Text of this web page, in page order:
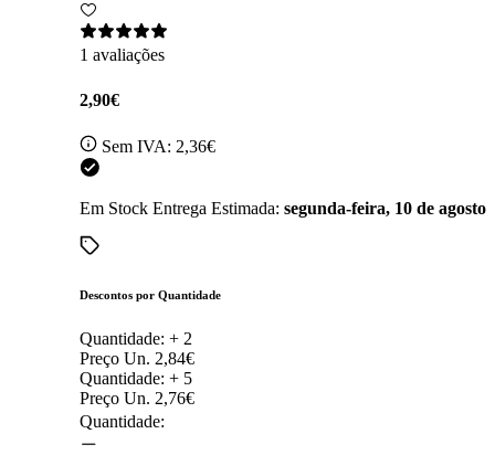
1 avaliações
2,90€
Sem IVA: 2,36€
Em Stock Entrega Estimada: segunda-feira, 10 de agosto
Descontos por Quantidade
Quantidade: + 2
Preço Un. 2,84€
Quantidade: + 5
Preço Un. 2,76€
Quantidade: